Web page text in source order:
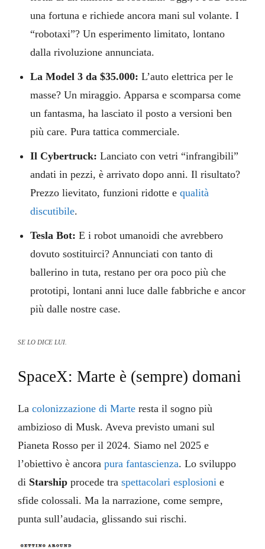
una fortuna e richiede ancora mani sul volante. I
“robotaxi”? Un esperimento limitato, lontano
dalla rivoluzione annunciata.
La Model 3 da $35.000: L’auto elettrica per le
masse? Un miraggio. Apparsa e scomparsa come
un fantasma, ha lasciato il posto a versioni ben
più care. Pura tattica commerciale.
Il Cybertruck: Lanciato con vetri “infrangibili”
andati in pezzi, è arrivato dopo anni. Il risultato?
Prezzo lievitato, funzioni ridotte equalità
discutibile.
Tesla Bot: E i robot umanoidi che avrebbero
dovuto sostituirci? Annunciati con tanto di
ballerino in tuta, restano per ora poco più che
prototipi, lontani anni luce dalle fabbriche e ancor
più dalle nostre case.
SE LO DICE LUI.
SpaceX: Marte è (sempre) domani
Lacolonizzazione di Marte resta il sogno più
ambizioso di Musk. Aveva previsto umani sul
Pianeta Rosso per il 2024. Siamo nel 2025 e
l’obiettivo è ancorapura fantascienza. Lo sviluppo
di Starship procede traspettacolari esplosioni e
sfide colossali. Ma la narrazione, come sempre,
punta sull’audacia, glissando sui rischi.